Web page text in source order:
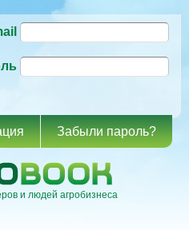
Забыли пароль?
и людей агробизнеса